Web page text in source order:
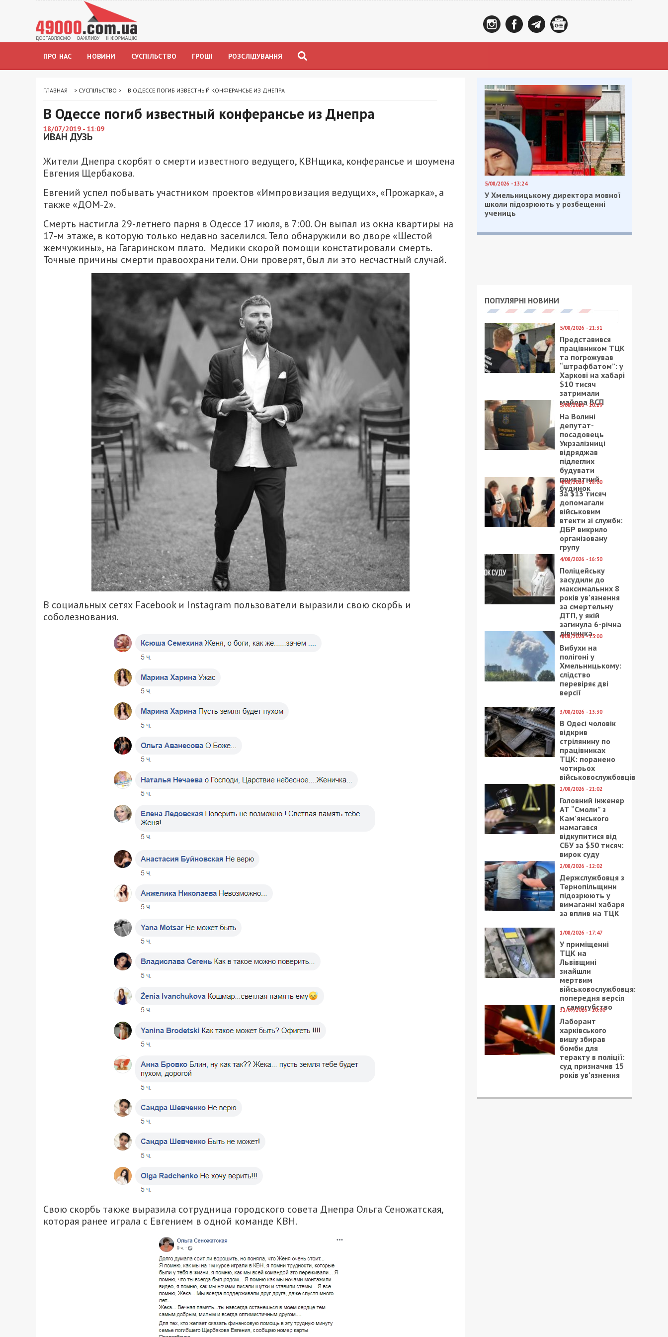
ПРО НАС НОВИНИ СУСПІЛЬСТВО ГРОШІ РОЗСЛІДУВАННЯ
ГЛАВНАЯ > СУСПІЛЬСТВО > В ОДЕССЕ ПОГИБ ИЗВЕСТНЫЙ КОНФЕРАНСЬЕ ИЗ ДНЕПРА
В Одессе погиб известный конферансье из Днепра
18/07/2019 - 11:09
ИВАН ДУЗЬ
Жители Днепра скорбят о смерти известного ведущего, КВНщика, конферансье и шоумена
Евгения Щербакова.
Евгений успел побывать участником проектов «Импровизация ведущих», «Прожарка», а
также «ДОМ-2».
Смерть настигла 29-летнего парня в Одессе 17 июля, в 7:00. Он выпал из окна квартиры на
17-м этаже, в которую только недавно заселился. Тело обнаружили во дворе «Шестой
жемчужины», на Гагаринском плато. Медики скорой помощи констатировали смерть.
Точные причины смерти правоохранители. Они проверят, был ли это несчастный случай.
В социальных сетях Facebook и Instagram пользователи выразили свою скорбь и
соболезнования.
Свою скорбь также выразила сотрудница городского совета Днепра Ольга Сеножатская,
которая ранее играла с Евгением в одной команде КВН.
5/08/2026 - 13:24
У Хмельницькому директора мовної
школи підозрюють у розбещенні
учениць
ПОПУЛЯРНІ НОВИНИ
5/08/2026 - 21:31
Представився
працівником ТЦК
та погрожував
“штрафбатом”: у
Харкові на хабарі
$10 тисяч
затримали
майора ВСП
5/08/2026 - 10:29
На Волині
депутат-
посадовець
Укрзалізниці
відряджав
підлеглих
будувати
приватний
будинок
4/08/2026 - 18:00
За $13 тисяч
допомагали
військовим
втекти зі служби:
ДБР викрило
організовану
групу
4/08/2026 - 16:30
Поліцейську
засудили до
максимальних 8
років ув’язнення
за смертельну
ДТП, у якій
загинула 6-річна
дівчинка
4/08/2026 - 15:00
Вибухи на
полігоні у
Хмельницькому:
слідство
перевіряє дві
версії
3/08/2026 - 13:30
В Одесі чоловік
відкрив
стрілянину по
працівниках
ТЦК: поранено
чотирьох
військовослужбовців
2/08/2026 - 21:02
Головний інженер
АТ “Смоли” з
Кам’янського
намагався
відкупитися від
СБУ за $50 тисяч:
вирок суду
2/08/2026 - 12:02
Держслужбовця з
Тернопільщини
підозрюють у
вимаганні хабаря
за вплив на ТЦК
1/08/2026 - 17:47
У приміщенні
ТЦК на
Львівщині
знайшли
мертвим
військовослужбовця:
попередня версія
– самогубство
31/07/2026 - 20:00
Лаборант
харківського
вишу збирав
бомби для
теракту в поліції:
суд призначив 15
років ув’язнення